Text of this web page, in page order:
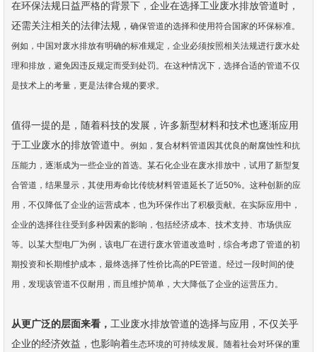
在环保法规日益严格的背景下，企业在选择工业废水排放管道时，
还需关注相关的法律法规， 确保管道的选择和使用符合国家的环保标准。
例如，中国对废水排放有明确的标准规定，企业必须按照相关法规进行废水处
理和排放，避免因违反规定而受到处罚。在这种情况下，选择合适的管道不仅
是技术上的考量，更是法律合规的要求。
值得一提的是，随着科技的发展，许多新型材料和技术也逐渐应用
于工业废水的排放管道中。 例如，复合材料管道因其优良的耐腐蚀性和抗
压能力，逐渐成为一些企业的首选。某石化企业在废水排放中，试用了新型复
合管道，结果显示，其使用寿命比传统材料管道延长了近50%。这种创新的应
用，不仅降低了企业的运营成本，也为环保作出了积极贡献。 在实际应用中，
企业的选择往往受到多种因素的影响，包括经济成本、技术支持、市场供应
等。以某大型电厂为例，该电厂在进行废水管道改造时，综合考虑了管道的初
期投资和长期维护成本，最终选择了性价比高的PE管道。经过一段时间的使
用，发现该管道不仅耐用，而且维护简单，大大降低了企业的运营压力。
从更广泛的层面来看， 工业废水排放管道的选择与应用，不仅关乎
企业的经济效益，也影响着生态环境的可持续发展。随着社会对环保的重